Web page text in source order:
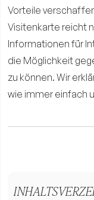
Vorteile
Visitenkarte reicht
Informationen für
die Möglichkeit
zu können. Wir
wie immer einfach